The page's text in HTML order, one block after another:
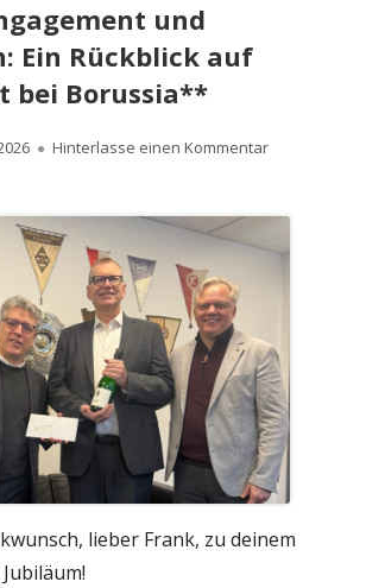
und
Ein Rückblick auf
bei Borussia**
Hinterlasse einen Kommentarzu 25 Jahre
lieber Frank, zu deinem